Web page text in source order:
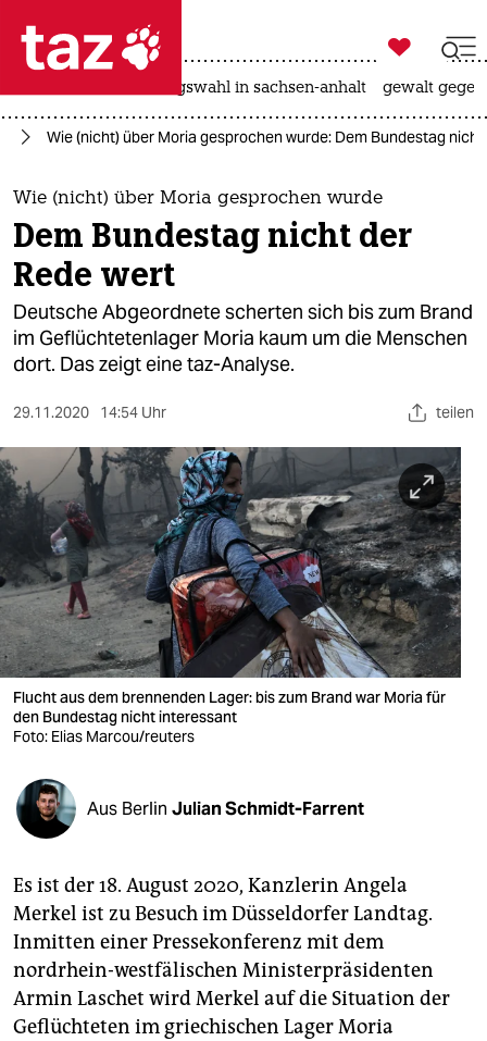
 taz zahl ich
taz zahl ich
themen
politik
öko
gesellschaft
sport
berlin
nord
wahrheit
verlag
verlag
veranstaltungen
fragen & hilfe
abo
genossenschaft
epaper login

taz zahl ich
landtagswahl in sachsen-anhalt gewalt
Wie (nicht) über Moria gesprochen wurde: Dem Bundestag
Wie (nicht) über Moria gesprochen wurde
Dem Bundestag nicht der
Rede wert
Deutsche Abgeordnete scherten sich bis zum Brand
im Geflüchtetenlager Moria kaum um die Menschen
dort. Das zeigt eine taz-Analyse.
29.11.2020 14:54 Uhr teilen
Flucht aus dem brennenden Lager: bis zum Brand war Moria für
den Bundestag nicht interessant
Foto: Elias Marcou/reuters
Aus Berlin Julian Schmidt-Farrent
Es ist der 18. August 2020, Kanzlerin Angela
Merkel ist zu Besuch im Düsseldorfer Landtag.
Inmitten einer Pressekonferenz mit dem
nordrhein-westfälischen Ministerpräsidenten
Armin Laschet wird Merkel auf die Situation der
Geflüchteten im griechischen Lager Moria